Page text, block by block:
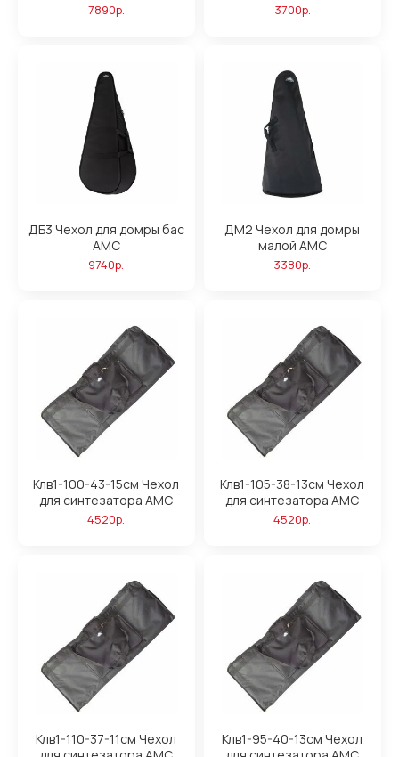
7890р. 3700р.
ДБ3 Чехол для домры бас
АМС
9740р.
ДМ2 Чехол для домры
малой АМС
3380р.
Клв1-100-43-15см Чехол
для синтезатора АМС
4520р.
Клв1-105-38-13см Чехол
для синтезатора АМС
4520р.
Клв1-110-37-11см Чехол
Клв1-95-40-13см Чехол